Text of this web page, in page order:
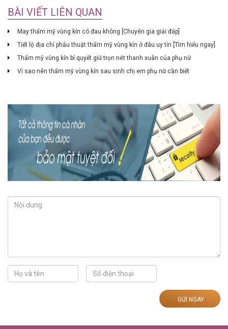
BÀI VIẾT LIÊN QUAN
May thẩm mỹ vùng kín có đau không [Chuyên gia giải đáp]
Tiết lộ địa chỉ phẫu thuật thẩm mỹ vùng kín ở đâu uy tín [Tìm hiểu ngay]
Thẩm mỹ vùng kín bí quyết giữ trọn nét thanh xuân của phụ nữ
Vì sao nên thẩm mỹ vùng kín sau sinh chị em phụ nữ cần biết
GỬI NGAY